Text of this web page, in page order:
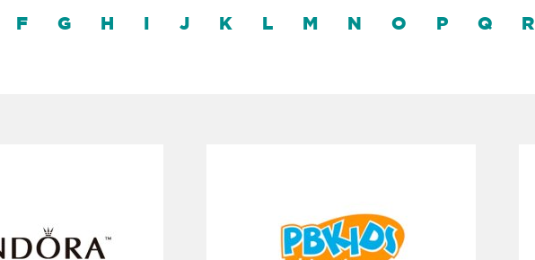
F G H J K L M N O P Q R